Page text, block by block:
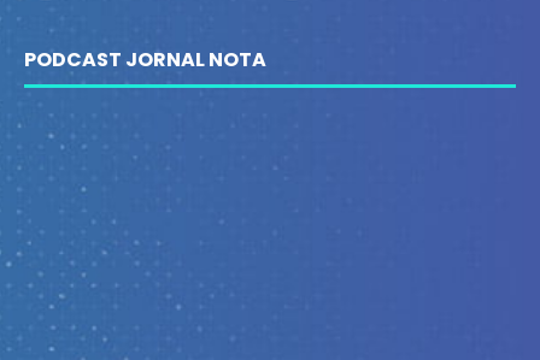
PODCAST JORNAL NOTA